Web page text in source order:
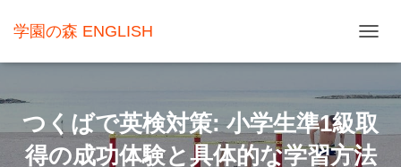
学園の森 ENGLISH
ゲ
ー
シ
つくばで英検対策: 小学生準1級取
得の成功体験と具体的な学習方法